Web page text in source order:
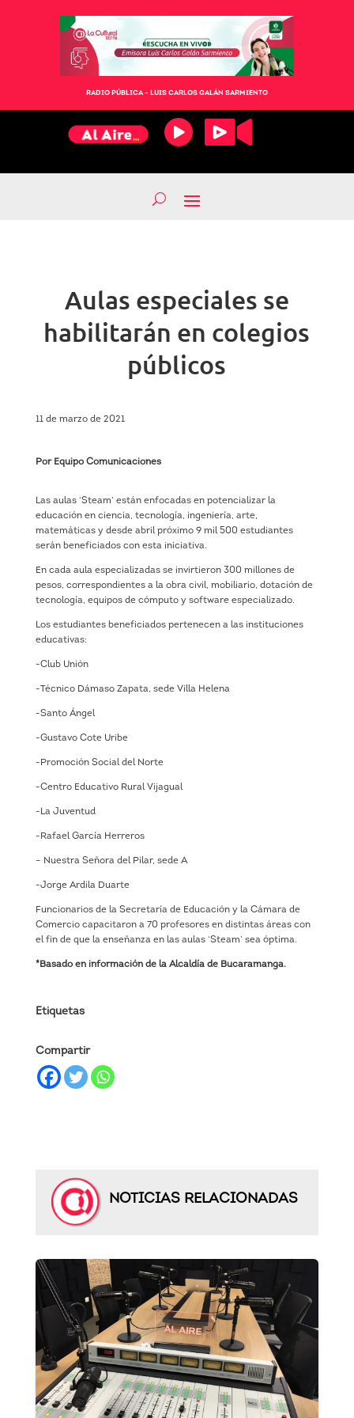
RADIO PÚBLICA – LUIS CARLOS GALÁN SARMIENTO
Aulas especiales se
habilitarán en colegios
públicos
11 de marzo de 2021
Por Equipo Comunicaciones
Las aulas ‘Steam’ están enfocadas en potencializar la
educación en ciencia, tecnología, ingeniería, arte,
matemáticas y desde abril próximo 9 mil 500 estudiantes
serán beneficiados con esta iniciativa.
En cada aula especializadas se invirtieron 300 millones de
pesos, correspondientes a la obra civil, mobiliario, dotación de
tecnología, equipos de cómputo y software especializado.
Los estudiantes beneficiados pertenecen a las instituciones
educativas:
-Club Unión
-Técnico Dámaso Zapata, sede Villa Helena
-Santo Ángel
-Gustavo Cote Uribe
-Promoción Social del Norte
-Centro Educativo Rural Vijagual
-La Juventud
-Rafael García Herreros
– Nuestra Señora del Pilar, sede A
-Jorge Ardila Duarte
Funcionarios de la Secretaría de Educación y la Cámara de
Comercio capacitaron a 70 profesores en distintas áreas con
el fin de que la enseñanza en las aulas ‘Steam’ sea óptima.
*Basado en información de la Alcaldía de Bucaramanga.
Etiquetas
Compartir
NOTICIAS RELACIONADAS